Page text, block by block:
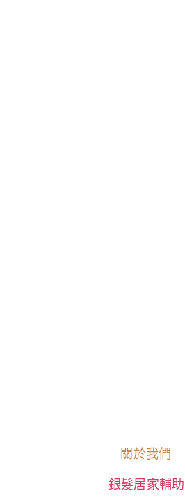
關於我們
銀髮居家輔助